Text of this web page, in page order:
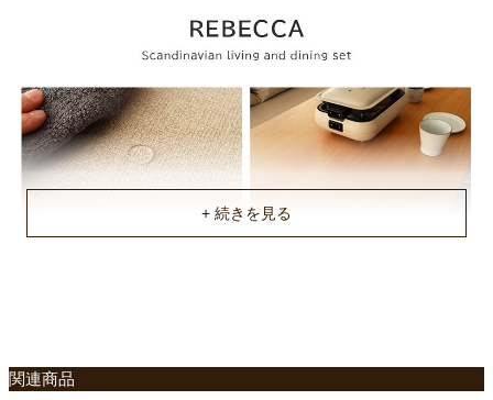
高さ2段階調整可能
ソファ脚
天然木
ポリエステル
約16/24/36kg
関連商品